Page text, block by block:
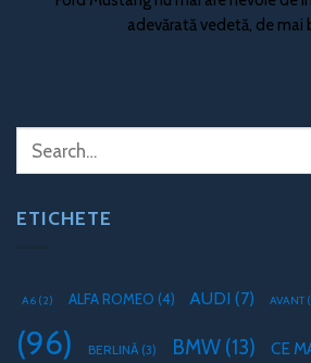
adevărată vedetă, de mai
ETICHETE
A6 (2) ALFA ROMEO (4) AUDI (7) AVANT
(96)
BERLINĂ (3) BMW (13)
CE